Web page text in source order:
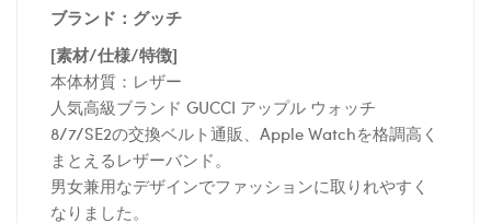
ブランド：グッチ
[素材/仕様/特徴]
本体材質：レザー
人気高級ブランド GUCCI アップル ウォッチ
8/7/SE2の交換ベルト通販、Apple Watchを格調高く
まとえるレザーバンド。
男女兼用なデザインでファッションに取りれやすく
なりました。